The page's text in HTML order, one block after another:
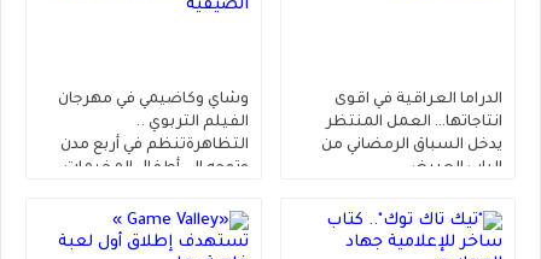
الدراما العراقية في اقوى
انتاجاتها… العمل المنتظر
يدخل السباق الرمضاني من
الباب العريض
وشاي وكاضيمي في مهرجان
الفيلم التربوي ..
التظاهرةتنظم في أربع مدن
وتوجه إلى أطفال المخيمات